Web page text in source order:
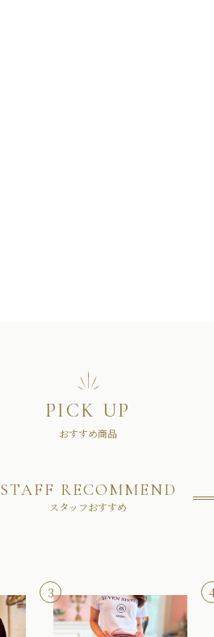
PICK UP
おすすめ商品
STAFF RECOMMEND
スタッフおすすめ